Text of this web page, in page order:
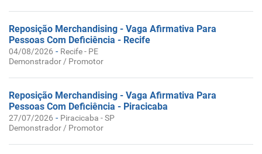
Reposição Merchandising - Vaga Afirmativa Para
Pessoas Com Deficiência - Recife
04/08/2026 - Recife - PE
Demonstrador / Promotor
Reposição Merchandising - Vaga Afirmativa Para
Pessoas Com Deficiência - Piracicaba
27/07/2026 - Piracicaba - SP
Demonstrador / Promotor